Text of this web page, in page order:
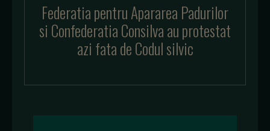
Federatia pentru Apararea Padurilor
si Confederatia Consilva au protestat
azi fata de Codul silvic